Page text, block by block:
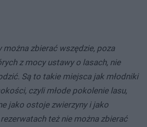
można zbierać wszędzie, poza
z mocy ustawy o lasach, nie
Są to takie miejsca jak młodniki
czyli młode pokolenie lasu,
jako ostoje zwierzyny i jako
też nie można zbierać